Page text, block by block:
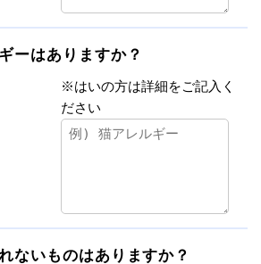
ーはありますか？
※はいの方は詳細をご記入く
ださい
ないものはありますか？